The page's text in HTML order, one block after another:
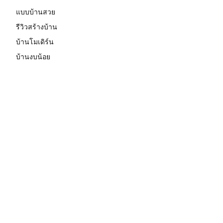
แบบบ้านสวย
รีวิวสร้างบ้าน
บ้านโมเดิร์น
บ้านงบน้อย